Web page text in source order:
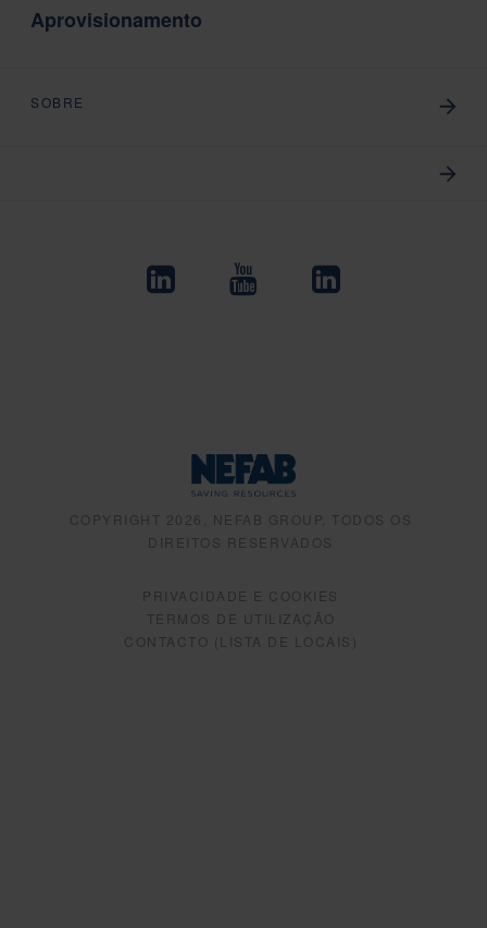
Aprovisionamento
SOBRE
COPYRIGHT 2026, NEFAB GROUP, TODOS OS
DIREITOS RESERVADOS
PRIVACIDADE E COOKIES
TERMOS DE UTILIZAÇÃO
CONTACTO (LISTA DE LOCAIS)